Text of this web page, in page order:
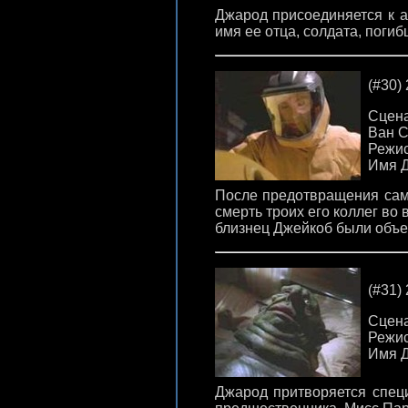
Джарод присоединяется к
имя ее отца, солдата,
(#30)
Ван
Имя
После предотвращения
смерть троих его коллег
близнец Джейкоб были
(#31)
Имя
Джарод притворяется